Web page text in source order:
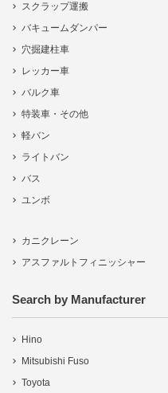
スクラップ運搬
バキュームダンパー
穴掘建柱車
レッカー車
バルク車
特装車・その他
軽バン
ライトバン
バス
ユンボ
カニクレーン
アスファルトフィニッシャー
Search by Manufacturer
Hino
Mitsubishi Fuso
Toyota